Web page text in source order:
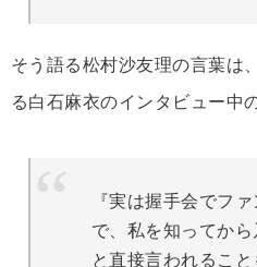
そう語る松村沙友理の言葉は
る白石麻衣のインタビュー中
『実は握手会でフ
で、私を知ってか
と直接言われるこ